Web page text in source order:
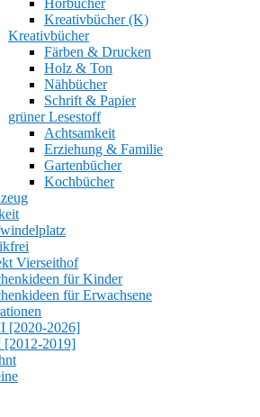
Hörbücher
Kreativbücher (K)
Kreativbücher
Färben & Drucken
Holz & Ton
Nähbücher
Schrift & Papier
grüner Lesestoff
Achtsamkeit
Erziehung & Familie
Gartenbücher
Kochbücher
Vierseithof
für Kinder
für Erwachsene
[2020-2026]
[2012-2019]